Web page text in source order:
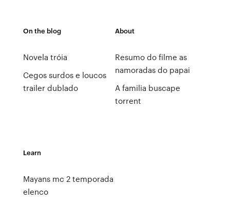
On the blog
Novela tróia
Cegos surdos e loucos
trailer dublado
About
Resumo do filme as
namoradas do papai
A familia buscape
torrent
Learn
Mayans mc 2 temporada
elenco